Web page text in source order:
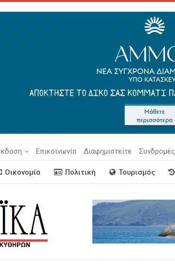
Επικοινωνία Διαφημιστείτε Συνδρομές
Οικονομία Πολιτική Τουρισμός